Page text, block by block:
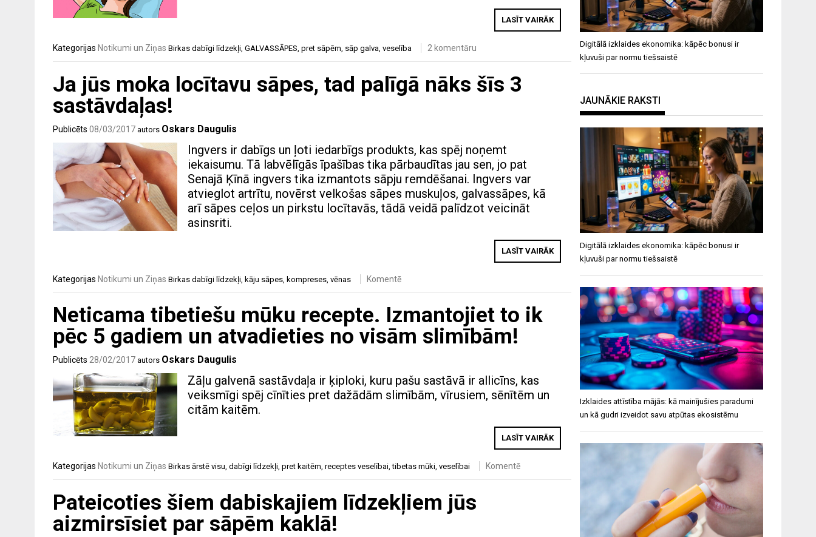
LASĪT VAIRĀK
Kategorijas Notikumi un Ziņas Birkas dabīgi līdzekļi, GALVASSĀPES, pret sāpēm, sāp galva, veselība 2 komentāru
Ja jūs moka locītavu sāpes, tad palīgā nāks šīs 3
sastāvdaļas!
Publicēts 08/03/2017 autors Oskars Daugulis
Ingvers ir dabīgs un ļoti iedarbīgs produkts, kas spēj noņemt
iekaisumu. Tā labvēlīgās īpašības tika pārbaudītas jau sen, jo pat
Senajā Ķīnā ingvers tika izmantots sāpju remdēšanai. Ingvers var
atvieglot artrītu, novērst velkošas sāpes muskuļos, galvassāpes, kā
arī sāpes ceļos un pirkstu locītavās, tādā veidā palīdzot veicināt
asinsriti.
LASĪT VAIRĀK
Kategorijas Notikumi un Ziņas Birkas dabīgi līdzekļi kāju sāpes kompreses vēnas Komentē
Neticama tibetiešu mūku recepte. Izmantojiet to ik
pēc 5 gadiem un atvadieties no visām slimībām!
Publicēts 28/02/2017 autors Oskars Daugulis
Zāļu galvenā sastāvdaļa ir ķiploki, kuru pašu sastāvā ir allicīns, kas
veiksmīgi spēj cīnīties pret dažādām slimībām, vīrusiem, sēnītēm un
citām kaitēm.
LASĪT VAIRĀK
Kategorijas Notikumi un Ziņas Birkas ārstē visu, dabīgi līdzekļi, pret kaitēm, receptes veselībai,tibetas mūki, veselībai Komentē
Pateicoties šiem dabiskajiem līdzekļiem jūs
aizmirsīsiet par sāpēm kaklā!
Digitālā izklaides ekonomika: kāpēc bonusi ir
kļuvuši par normu tiešsaistē
JAUNĀKIE RAKSTI
Digitālā izklaides ekonomika: kāpēc bonusi ir
kļuvuši par normu tiešsaistē
Izklaides attīstība mājās: kā mainījušies paradumi
un kā gudri izveidot savu atpūtas ekosistēmu